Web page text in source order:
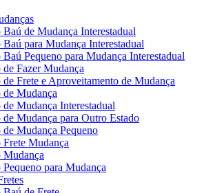
Baú de Mudança Interestadual
para Mudança Interestadual
Pequeno para Mudança Interestadual
Fazer Mudança
de Frete e Aproveitamento de Mudança
de Mudança
Mudança Interestadual
de Mudança para Outro Estado
de Mudança Pequeno
Frete Mudança
Mudança
para Mudança